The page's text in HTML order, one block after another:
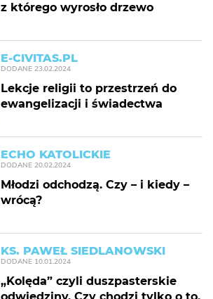
z którego wyrosło drzewo
E-CIVITAS.PL
DODANE 23.02.2024
Lekcje religii to przestrzeń do
ewangelizacji i świadectwa
ECHO KATOLICKIE
DODANE 20.02.2024
Młodzi odchodzą. Czy – i kiedy –
wrócą?
KS. PAWEŁ SIEDLANOWSKI
DODANE 10.01.2024
„Kolęda” czyli duszpasterskie